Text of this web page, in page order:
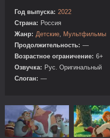
Год выпуска: 2022
Страна: Россия
Жанр: Детские
Мультфильмы
Продолжительность: —
Возрастное ограничение: 6+
Озвучка: Рус. Оригинальный
Слоган: —